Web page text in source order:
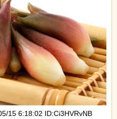
15 6:18:02 ID:Ci3HVRvNB